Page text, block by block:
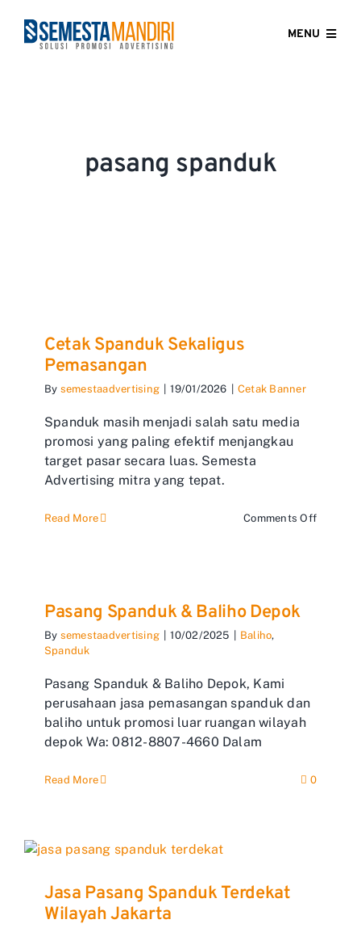
content
MENU
OUR SERVICESpasang spanduk
Cetak Spanduk Sekaligus
Pemasangan
By semestaadvertising 19/01/2026 Cetak Banner
Spanduk masih menjadi salah satu media
promosi yang paling efektif menjangkau
target pasar secara luas. Semesta
Advertising mitra yang tepat.
Read More Comments Offon
Pasang Spanduk & Baliho Depok
By semestaadvertising 10/02/2025 Baliho,
Spanduk
Pasang Spanduk & Baliho Depok, Kami
perusahaan jasa pemasangan spanduk dan
baliho untuk promosi luar ruangan wilayah
depok Wa: 0812-8807-4660 Dalam
Read More 0
Jasa Pasang Spanduk Terdekat
Wilayah Jakarta